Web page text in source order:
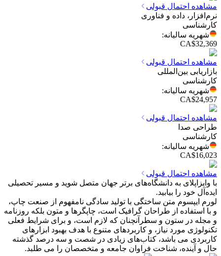
مشاهده احتمال قبولی
نرم‌افزار، داده و فناوری
کارشناسی
شهریه سالیانه:
CA$32,369
مشاهده احتمال قبولی
بازاریابی بین‌المللی
کارشناسی
شهریه سالیانه:
CA$24,957
مشاهده احتمال قبولی
طراحی صدا
کارشناسی
شهریه سالیانه:
CA$16,023
مشاهده احتمال قبولی
با وایزاپلای به دانشگاه‌های برتر جهان متصل شوید و مسیر تحصیلی
ایده‌آل خود را بیابید.
لورم ایپسوم متن ساختگی با تولید سادگی نامفهوم از صنعت چاپ،
و با استفاده از طراحان گرافیک است، چاپگرها و متون بلکه روزنامه
و مجله در ستون و سطرآنچنان که لازم است، و برای شرایط فعلی
تکنولوژی مورد نیاز، و کاربردهای متنوع با هدف بهبود ابزارهای
کاربردی می باشد، کتاب‌های زیادی در شصت و سه درصد گذشته
حال و آینده، شناخت فراوان جامعه و متخصصان را می طلبد.